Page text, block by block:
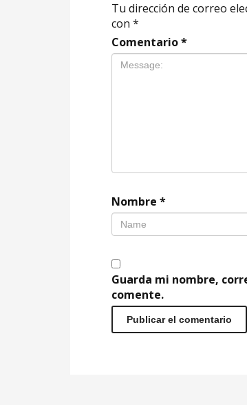
Tu dirección de correo
con *
Comentario*
Nombre *
Guarda mi nombre,
comente.